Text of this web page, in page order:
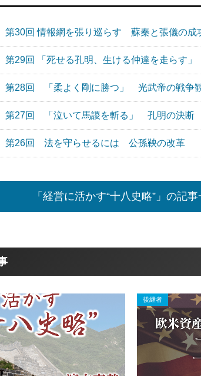
第30回 情報網を張り巡らす 蘇秦と張儀の成
第29回 「死せる孔明、生ける仲達を走らす
第28回 「柔よく剛に勝つ」 光武帝の戦争
第27回 「泣いて馬謖を斬る」 孔明の決断
第26回 法を守らせるには 公孫鞅の改革
「経営に活かす“十八史略”」の記
後継者